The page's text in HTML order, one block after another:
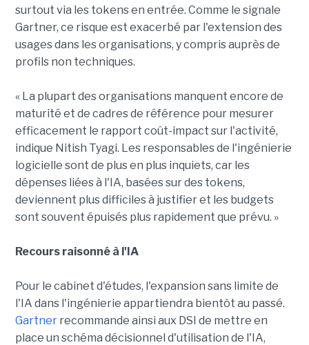
surtout via les tokens en entrée. Comme le signale
Gartner, ce risque est exacerbé par l'extension des
usages dans les organisations, y compris auprès de
profils non techniques.
« La plupart des organisations manquent encore de
maturité et de cadres de référence pour mesurer
efficacement le rapport coût-impact sur l'activité,
indique Nitish Tyagi. Les responsables de l'ingénierie
logicielle sont de plus en plus inquiets, car les
dépenses liées à l'IA, basées sur des tokens,
deviennent plus difficiles à justifier et les budgets
sont souvent épuisés plus rapidement que prévu. »
Recours raisonné à l'IA
Pour le cabinet d'études, l'expansion sans limite de
l'IA dans l'ingénierie appartiendra bientôt au passé.
Gartnerrecommande ainsi aux DSI de mettre en
place un schéma décisionnel d'utilisation de l'IA,